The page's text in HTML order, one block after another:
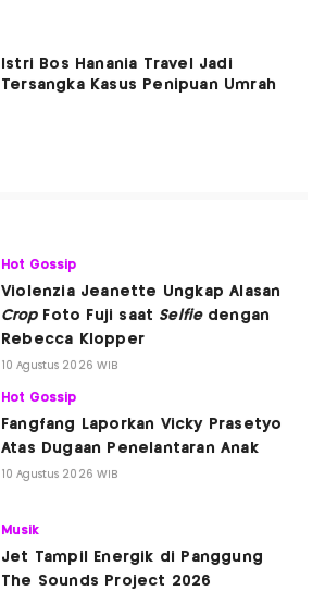
Istri Bos Hanania Travel Jadi
Tersangka Kasus Penipuan Umrah
Hot Gossip
Violenzia Jeanette Ungkap Alasan
CropFoto Fuji saat Selfiedengan
Rebecca Klopper
10 Agustus 2026 WIB
Hot Gossip
Fangfang Laporkan Vicky Prasetyo
Atas Dugaan Penelantaran Anak
10 Agustus 2026 WIB
Musik
Jet Tampil Energik di Panggung
The Sounds Project 2026